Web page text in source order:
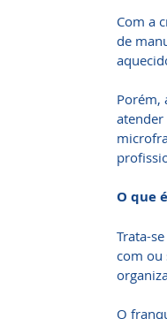
Com a
de
Porém,
atender
O que
Trata-
com ou
O